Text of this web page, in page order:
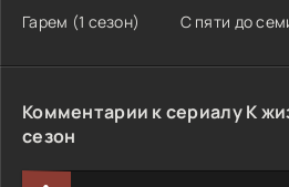
Гарем (1 сезон) С пяти до
Комментарии к сериалу К
сезон